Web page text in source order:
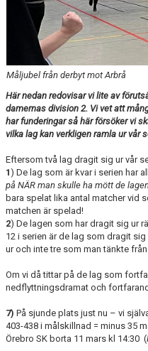
TABELL
Måljubel från derbyt mot Arbrå
Här nedan redovisar vi lite av
damernas division 2. Vi vet att
har funderingar så här försöker vi
vilka lag kan verkligen ramla ur vår
Eftersom två lag dragit sig ur vår
1) De lag som är kvar i serien har
på NÄR man skulle ha mött de
bara spelat lika antal matcher vid
matchen är spelad!
2) De lagen som har dragit sig ur
12 i serien är de lag som dragit
ur och inte tre som man tänkte från
Om vi då tittar på de lag som
nedflyttningsdramat och
7) På sjunde plats just nu – vi
403-438 i målskillnad = minus 35
Örebro SK borta 11 mars kl 14:30 (